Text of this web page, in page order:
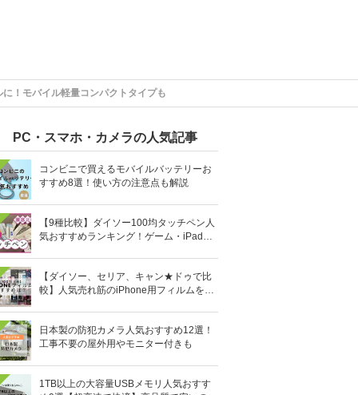
！モバイル軽量コンパクトタイプも
PC・スマホ・カメラの人気記事
コンビニで買えるモバイルバッテリーお
すすめ8選！使い方の注意点も解説
【9種比較】ダイソー100均タッチペン人
気おすすめランキング！ゲーム・iPad向
【ダイソー、セリア、キャン★ドゥで比
較】人気売れ筋のiPhone用フィルムを10
日本製の防犯カメラ人気おすすめ12選！
工事不要の屋外用やモニター付きも
1TB以上の大容量USBメモリ人気おすす